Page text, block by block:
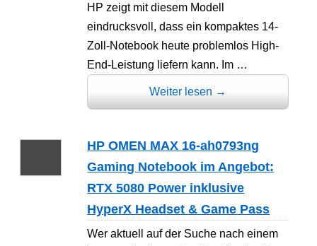
HP zeigt mit diesem Modell
eindrucksvoll, dass ein kompaktes 14-
Zoll-Notebook heute problemlos High-
End-Leistung liefern kann. Im …
Weiter lesen →
HP OMEN MAX 16-ah0793ng
Gaming Notebook im Angebot:
RTX 5080 Power inklusive
HyperX Headset & Game Pass
Wer aktuell auf der Suche nach einem